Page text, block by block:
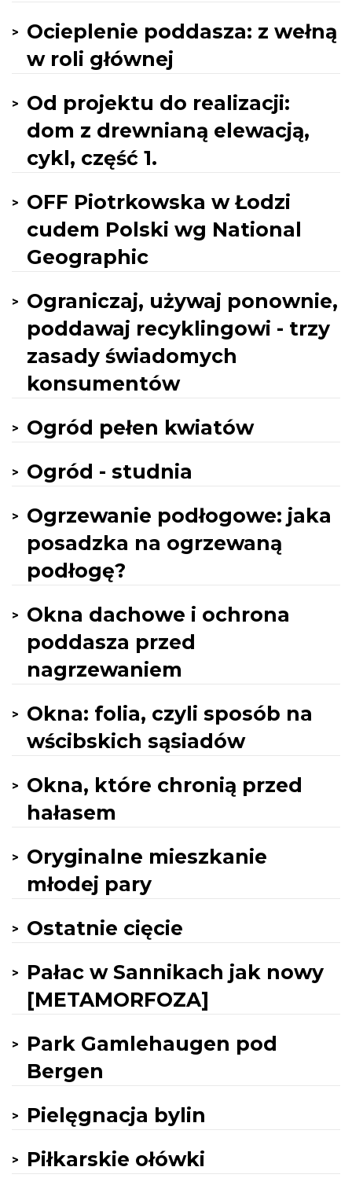
Ocieplenie poddasza: z wełną
w roli głównej
Od projektu do realizacji:
dom z drewnianą elewacją,
cykl, część 1.
OFF Piotrkowska w Łodzi
cudem Polski wg National
Geographic
Ograniczaj, używaj ponownie,
poddawaj recyklingowi - trzy
zasady świadomych
konsumentów
Ogród pełen kwiatów
Ogród - studnia
Ogrzewanie podłogowe: jaka
posadzka na ogrzewaną
podłogę?
Okna dachowe i ochrona
poddasza przed
nagrzewaniem
Okna: folia, czyli sposób na
wścibskich sąsiadów
Okna, które chronią przed
hałasem
Oryginalne mieszkanie
młodej pary
Ostatnie cięcie
Pałac w Sannikach jak nowy
[METAMORFOZA]
Park Gamlehaugen pod
Bergen
Pielęgnacja bylin
Piłkarskie ołówki